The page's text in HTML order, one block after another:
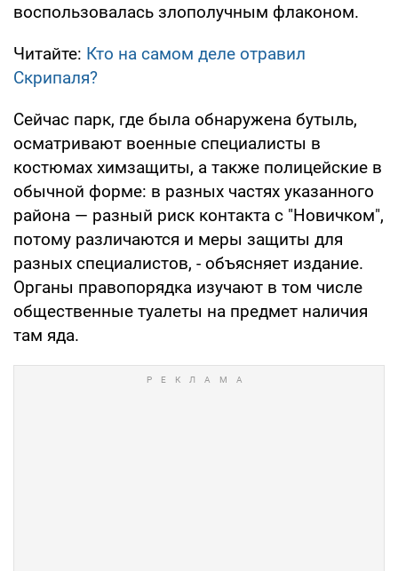
воспользовалась злополучным флаконом.
Читайте: Кто на самом деле отравил
Скрипаля?
Сейчас парк, где была обнаружена бутыль,
осматривают военные специалисты в
костюмах химзащиты, а также полицейские в
обычной форме: в разных частях указанного
района — разный риск контакта с "Новичком",
потому различаются и меры защиты для
разных специалистов, - объясняет издание.
Органы правопорядка изучают в том числе
общественные туалеты на предмет наличия
там яда.